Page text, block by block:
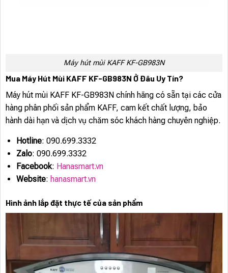
Máy hút mùi KAFF KF-GB983N
Mua Máy Hút Mùi KAFF KF-GB983N Ở Đâu Uy Tín?
Máy hút mùi KAFF KF-GB983N chính hãng có sẵn tại các cửa
hàng phân phối sản phẩm KAFF, cam kết chất lượng, bảo
hành dài hạn và dịch vụ chăm sóc khách hàng chuyên nghiệp.
Hotline: 090.699.3332
Zalo: 090.699.3332
Facebook: Hanasmart.vn
Website: hanasmart.vn
Hình ảnh lắp đặt thực tế của sản phẩm